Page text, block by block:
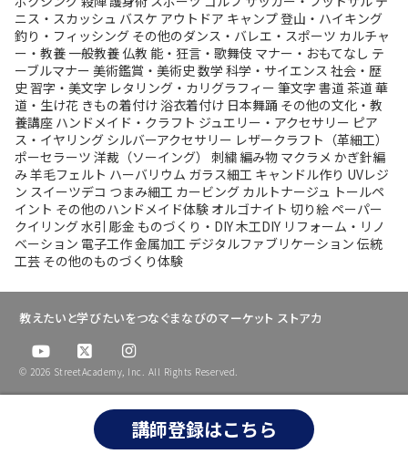
ニス・スカッシュ バスケ アウトドア キャンプ登山・ハイキング
釣り・フィッシング その他のダンス・バレエ・スポーツ カルチャ
ー・教養 一般教養 仏教 能・狂言・歌舞伎 マナー・おもてなし テ
ーブルマナー 美術鑑賞・美術史 数学 科学・サイエンス 社会・歴
史 習字・美文字 レタリング・カリグラフィー 筆文字 書道茶道華
道・生け花 きもの着付け 浴衣着付け 日本舞踊 その他の文化・教
養講座 ハンドメイド・クラフト ジュエリー・アクセサリー ピア
ス・イヤリング シルバーアクセサリー レザークラフト（革細工）
ポーセラーツ 洋裁（ソーイング） 刺繍編み物 マクラメ かぎ針編
み羊毛フェルト ハーバリウム ガラス細工 キャンドル作り UVレジ
ン スイーツデコ つまみ細工 カービング カルトナージュ トールペ
イント その他のハンドメイド体験 オルゴナイト 切り絵 ペーパー
クイリング水引 彫金 ものづくり・DIY木工DIY リフォーム・リノ
ベーション 電子工作金属加工 デジタルファブリケーション 伝統
工芸 その他のものづくり体験
教えたいと学びたいをつなぐまなびのマーケット ストアカ
© 2026 StreetAcademy, Inc. All Rights Reserved.
講師登録はこちら